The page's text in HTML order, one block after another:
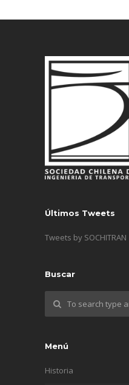
Últimos Tweets
Tweets by SOCHITRAN
Buscar
Menú
Historia